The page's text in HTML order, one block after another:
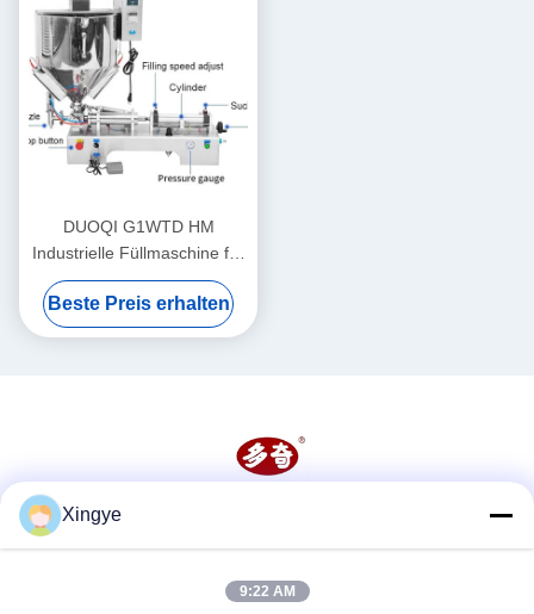
DUOQI G1WTD HM
Industrielle Füllmaschine für
dicke Paste mit Heizdampfer
Beste Preis erhalten
Xingye
9:22 AM